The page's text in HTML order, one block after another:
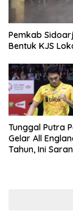
Pemkab
Bentuk KJS
Tunggal Putra
Gelar All
Tahun, Ini